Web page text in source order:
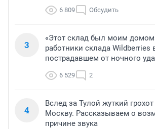
6 809 Обсудить
3
«Этот склад был моим
работники склада Wildberries
пострадавшем от ночного
6 529 2
4
Вслед за Тулой жуткий
Москву. Рассказываем о
причине звука